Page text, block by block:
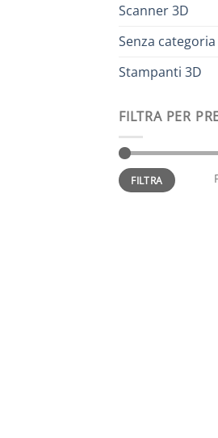
Scanner 3D
Senza categoria
Stampanti 3D
FILTRA PER
Prezzo
Min
Prezzo
MaxFILTRA